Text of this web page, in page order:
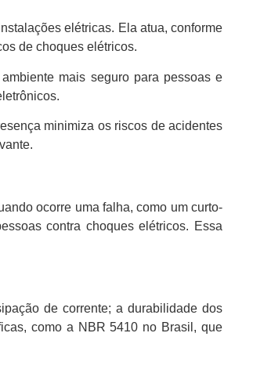
elétricas. Ela atua, conforme
de choques elétricos.
mais seguro para pessoas e
minimiza os riscos de acidentes
ocorre uma falha, como um curto-
contra choques elétricos. Essa
de corrente; a durabilidade dos
como a NBR 5410 no Brasil, que